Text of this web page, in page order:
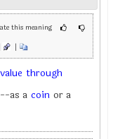
this meaning
|
value through
as a coin or a